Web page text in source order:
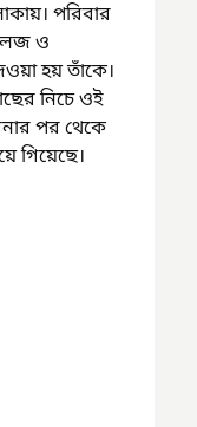
পরিবার
ও
হয় তাঁকে।
নিচে ওই
পর থেকে
গিয়েছে।